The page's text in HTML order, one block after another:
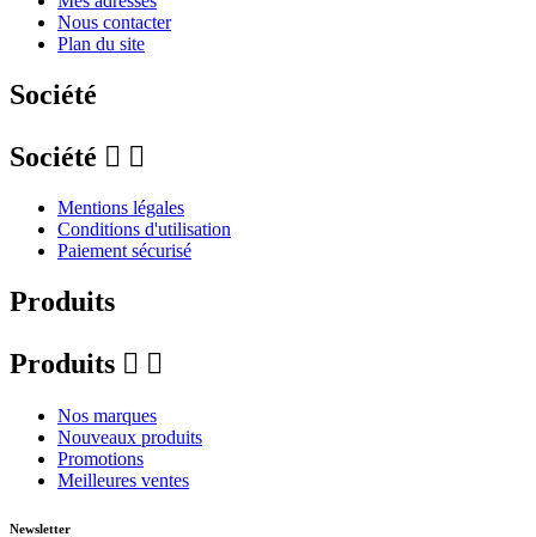
Nous contacter
Plan du site
Société
Société  
Mentions légales
Conditions d'utilisation
Paiement sécurisé
Produits
Produits  
Nos marques
Nouveaux produits
Promotions
Meilleures ventes
Newsletter